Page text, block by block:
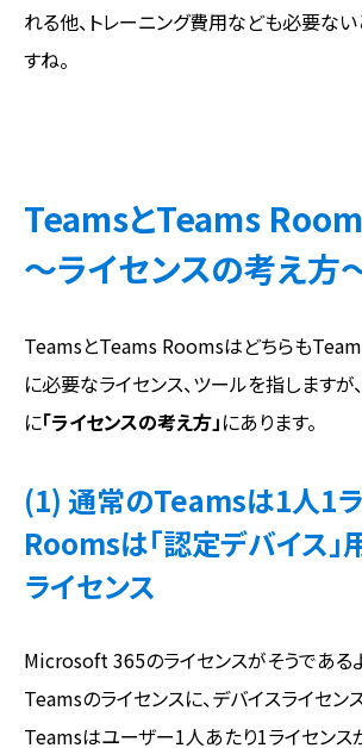
れる他、トレーニング費用なども必要な
すね。
TeamsとTeams
～ライセンスの考え方
TeamsとTeams Roomsはどちらも
に必要なライセンス、ツールを指しますが
に「ライセンスの考え方」にあります。
(1) 通常のTeamsは1人1ラ
Roomsは「認定デバイス」
ライセンス
Microsoft 365のライセンスがそうである
Teamsのライセンスに、デバイスライセン
Teamsはユーザー1人あたり1ライセンス